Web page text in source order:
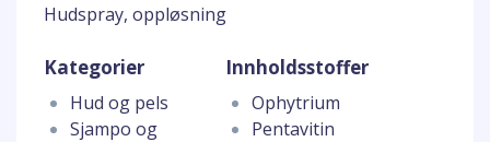
Hudspray, oppløsning
Kategorier
Hud og pels
Sjampo og
Innholdsstoffer
Ophytrium
Pentavitin